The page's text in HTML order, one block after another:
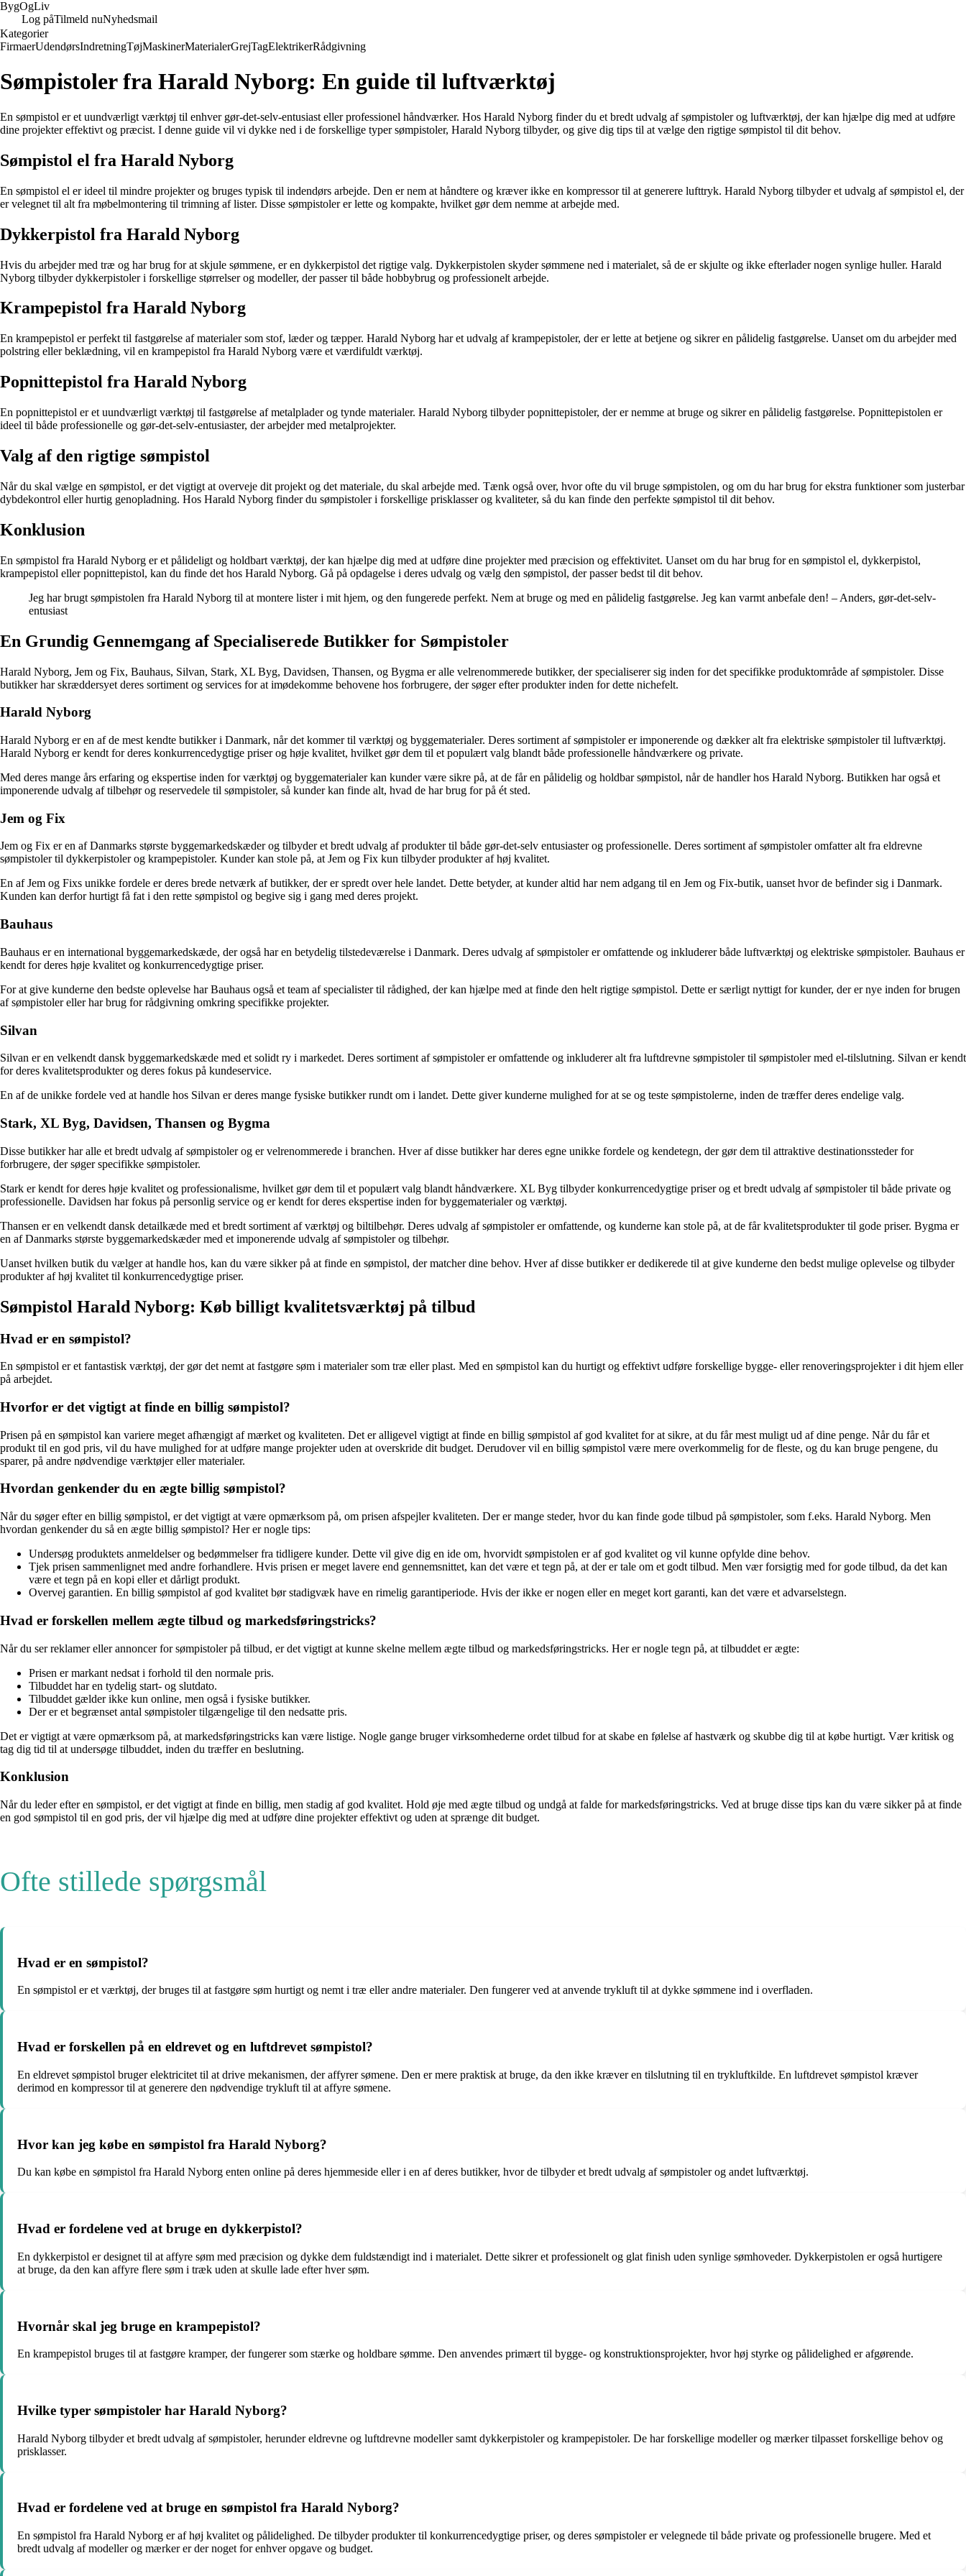
BygOgLiv
Log påTilmeld nuNyhedsmail
Kategorier
FirmaerUdendørsIndretningTøjMaskinerMaterialerGrejTagElektrikerRådgivning
Sømpistoler fra Harald Nyborg: En guide til luftværktøj
En sømpistol er et uundværligt værktøj til enhver gør-det-selv-entusiast eller professionel håndværker. Hos Harald Nyborg finder du et bredt udvalg af sømpistoler og luftværktøj, der kan hjælpe dig med at udføre
dine projekter effektivt og præcist. I denne guide vil vi dykke ned i de forskellige typer sømpistoler, Harald Nyborg tilbyder, og give dig tips til at vælge den rigtige sømpistol til dit behov.
Sømpistol el fra Harald Nyborg
En sømpistol el er ideel til mindre projekter og bruges typisk til indendørs arbejde. Den er nem at håndtere og kræver ikke en kompressor til at generere lufttryk. Harald Nyborg tilbyder et udvalg af sømpistol el, der
er velegnet til alt fra møbelmontering til trimning af lister. Disse sømpistoler er lette og kompakte, hvilket gør dem nemme at arbejde med.
Dykkerpistol fra Harald Nyborg
Hvis du arbejder med træ og har brug for at skjule sømmene, er en dykkerpistol det rigtige valg. Dykkerpistolen skyder sømmene ned i materialet, så de er skjulte og ikke efterlader nogen synlige huller. Harald
Nyborg tilbyder dykkerpistoler i forskellige størrelser og modeller, der passer til både hobbybrug og professionelt arbejde.
Krampepistol fra Harald Nyborg
En krampepistol er perfekt til fastgørelse af materialer som stof, læder og tæpper. Harald Nyborg har et udvalg af krampepistoler, der er lette at betjene og sikrer en pålidelig fastgørelse. Uanset om du arbejder med
polstring eller beklædning, vil en krampepistol fra Harald Nyborg være et værdifuldt værktøj.
Popnittepistol fra Harald Nyborg
En popnittepistol er et uundværligt værktøj til fastgørelse af metalplader og tynde materialer. Harald Nyborg tilbyder popnittepistoler, der er nemme at bruge og sikrer en pålidelig fastgørelse. Popnittepistolen er
ideel til både professionelle og gør-det-selv-entusiaster, der arbejder med metalprojekter.
Valg af den rigtige sømpistol
Når du skal vælge en sømpistol, er det vigtigt at overveje dit projekt og det materiale, du skal arbejde med. Tænk også over, hvor ofte du vil bruge sømpistolen, og om du har brug for ekstra funktioner som justerbar
dybdekontrol eller hurtig genopladning. Hos Harald Nyborg finder du sømpistoler i forskellige prisklasser og kvaliteter, så du kan finde den perfekte sømpistol til dit behov.
Konklusion
En sømpistol fra Harald Nyborg er et pålideligt og holdbart værktøj, der kan hjælpe dig med at udføre dine projekter med præcision og effektivitet. Uanset om du har brug for en sømpistol el, dykkerpistol,
krampepistol eller popnittepistol, kan du finde det hos Harald Nyborg. Gå på opdagelse i deres udvalg og vælg den sømpistol, der passer bedst til dit behov.
Jeg har brugt sømpistolen fra Harald Nyborg til at montere lister i mit hjem, og den fungerede perfekt. Nem at bruge og med en pålidelig fastgørelse. Jeg kan varmt anbefale den! – Anders, gør-det-selv-
entusiast
En Grundig Gennemgang af Specialiserede Butikker for Sømpistoler
Harald Nyborg, Jem og Fix, Bauhaus, Silvan, Stark, XL Byg, Davidsen, Thansen, og Bygma er alle velrenommerede butikker, der specialiserer sig inden for det specifikke produktområde af sømpistoler. Disse
butikker har skræddersyet deres sortiment og services for at imødekomme behovene hos forbrugere, der søger efter produkter inden for dette nichefelt.
Harald Nyborg
Harald Nyborg er en af de mest kendte butikker i Danmark, når det kommer til værktøj og byggematerialer. Deres sortiment af sømpistoler er imponerende og dækker alt fra elektriske sømpistoler til luftværktøj.
Harald Nyborg er kendt for deres konkurrencedygtige priser og høje kvalitet, hvilket gør dem til et populært valg blandt både professionelle håndværkere og private.
Med deres mange års erfaring og ekspertise inden for værktøj og byggematerialer kan kunder være sikre på, at de får en pålidelig og holdbar sømpistol, når de handler hos Harald Nyborg. Butikken har også et
imponerende udvalg af tilbehør og reservedele til sømpistoler, så kunder kan finde alt, hvad de har brug for på ét sted.
Jem og Fix
Jem og Fix er en af Danmarks største byggemarkedskæder og tilbyder et bredt udvalg af produkter til både gør-det-selv entusiaster og professionelle. Deres sortiment af sømpistoler omfatter alt fra eldrevne
sømpistoler til dykkerpistoler og krampepistoler. Kunder kan stole på, at Jem og Fix kun tilbyder produkter af høj kvalitet.
En af Jem og Fixs unikke fordele er deres brede netværk af butikker, der er spredt over hele landet. Dette betyder, at kunder altid har nem adgang til en Jem og Fix-butik, uanset hvor de befinder sig i Danmark.
Kunden kan derfor hurtigt få fat i den rette sømpistol og begive sig i gang med deres projekt.
Bauhaus
Bauhaus er en international byggemarkedskæde, der også har en betydelig tilstedeværelse i Danmark. Deres udvalg af sømpistoler er omfattende og inkluderer både luftværktøj og elektriske sømpistoler. Bauhaus er
kendt for deres høje kvalitet og konkurrencedygtige priser.
For at give kunderne den bedste oplevelse har Bauhaus også et team af specialister til rådighed, der kan hjælpe med at finde den helt rigtige sømpistol. Dette er særligt nyttigt for kunder, der er nye inden for brugen
af sømpistoler eller har brug for rådgivning omkring specifikke projekter.
Silvan
Silvan er en velkendt dansk byggemarkedskæde med et solidt ry i markedet. Deres sortiment af sømpistoler er omfattende og inkluderer alt fra luftdrevne sømpistoler til sømpistoler med el-tilslutning. Silvan er kendt
for deres kvalitetsprodukter og deres fokus på kundeservice.
En af de unikke fordele ved at handle hos Silvan er deres mange fysiske butikker rundt om i landet. Dette giver kunderne mulighed for at se og teste sømpistolerne, inden de træffer deres endelige valg.
Stark, XL Byg, Davidsen, Thansen og Bygma
Disse butikker har alle et bredt udvalg af sømpistoler og er velrenommerede i branchen. Hver af disse butikker har deres egne unikke fordele og kendetegn, der gør dem til attraktive destinationssteder for
forbrugere, der søger specifikke sømpistoler.
Stark er kendt for deres høje kvalitet og professionalisme, hvilket gør dem til et populært valg blandt håndværkere. XL Byg tilbyder konkurrencedygtige priser og et bredt udvalg af sømpistoler til både private og
professionelle. Davidsen har fokus på personlig service og er kendt for deres ekspertise inden for byggematerialer og værktøj.
Thansen er en velkendt dansk detailkæde med et bredt sortiment af værktøj og biltilbehør. Deres udvalg af sømpistoler er omfattende, og kunderne kan stole på, at de får kvalitetsprodukter til gode priser. Bygma er
en af Danmarks største byggemarkedskæder med et imponerende udvalg af sømpistoler og tilbehør.
Uanset hvilken butik du vælger at handle hos, kan du være sikker på at finde en sømpistol, der matcher dine behov. Hver af disse butikker er dedikerede til at give kunderne den bedst mulige oplevelse og tilbyder
produkter af høj kvalitet til konkurrencedygtige priser.
Sømpistol Harald Nyborg: Køb billigt kvalitetsværktøj på tilbud
Hvad er en sømpistol?
En sømpistol er et fantastisk værktøj, der gør det nemt at fastgøre søm i materialer som træ eller plast. Med en sømpistol kan du hurtigt og effektivt udføre forskellige bygge- eller renoveringsprojekter i dit hjem eller
på arbejdet.
Hvorfor er det vigtigt at finde en billig sømpistol?
Prisen på en sømpistol kan variere meget afhængigt af mærket og kvaliteten. Det er alligevel vigtigt at finde en billig sømpistol af god kvalitet for at sikre, at du får mest muligt ud af dine penge. Når du får et
produkt til en god pris, vil du have mulighed for at udføre mange projekter uden at overskride dit budget. Derudover vil en billig sømpistol være mere overkommelig for de fleste, og du kan bruge pengene, du
sparer, på andre nødvendige værktøjer eller materialer.
Hvordan genkender du en ægte billig sømpistol?
Når du søger efter en billig sømpistol, er det vigtigt at være opmærksom på, om prisen afspejler kvaliteten. Der er mange steder, hvor du kan finde gode tilbud på sømpistoler, som f.eks. Harald Nyborg. Men
hvordan genkender du så en ægte billig sømpistol? Her er nogle tips:
Undersøg produktets anmeldelser og bedømmelser fra tidligere kunder. Dette vil give dig en ide om, hvorvidt sømpistolen er af god kvalitet og vil kunne opfylde dine behov.
Tjek prisen sammenlignet med andre forhandlere. Hvis prisen er meget lavere end gennemsnittet, kan det være et tegn på, at der er tale om et godt tilbud. Men vær forsigtig med for gode tilbud, da det kan
være et tegn på en kopi eller et dårligt produkt.
Overvej garantien. En billig sømpistol af god kvalitet bør stadigvæk have en rimelig garantiperiode. Hvis der ikke er nogen eller en meget kort garanti, kan det være et advarselstegn.
Hvad er forskellen mellem ægte tilbud og markedsføringstricks?
Når du ser reklamer eller annoncer for sømpistoler på tilbud, er det vigtigt at kunne skelne mellem ægte tilbud og markedsføringstricks. Her er nogle tegn på, at tilbuddet er ægte:
Prisen er markant nedsat i forhold til den normale pris.
Tilbuddet har en tydelig start- og slutdato.
Tilbuddet gælder ikke kun online, men også i fysiske butikker.
Der er et begrænset antal sømpistoler tilgængelige til den nedsatte pris.
Det er vigtigt at være opmærksom på, at markedsføringstricks kan være listige. Nogle gange bruger virksomhederne ordet tilbud for at skabe en følelse af hastværk og skubbe dig til at købe hurtigt. Vær kritisk og
tag dig tid til at undersøge tilbuddet, inden du træffer en beslutning.
Konklusion
Når du leder efter en sømpistol, er det vigtigt at finde en billig, men stadig af god kvalitet. Hold øje med ægte tilbud og undgå at falde for markedsføringstricks. Ved at bruge disse tips kan du være sikker på at finde
en god sømpistol til en god pris, der vil hjælpe dig med at udføre dine projekter effektivt og uden at sprænge dit budget.
Ofte stillede spørgsmål
Hvad er en sømpistol?
En sømpistol er et værktøj, der bruges til at fastgøre søm hurtigt og nemt i træ eller andre materialer. Den fungerer ved at anvende trykluft til at dykke sømmene ind i overfladen.
Hvad er forskellen på en eldrevet og en luftdrevet sømpistol?
En eldrevet sømpistol bruger elektricitet til at drive mekanismen, der affyrer sømene. Den er mere praktisk at bruge, da den ikke kræver en tilslutning til en trykluftkilde. En luftdrevet sømpistol kræver
derimod en kompressor til at generere den nødvendige trykluft til at affyre sømene.
Hvor kan jeg købe en sømpistol fra Harald Nyborg?
Du kan købe en sømpistol fra Harald Nyborg enten online på deres hjemmeside eller i en af deres butikker, hvor de tilbyder et bredt udvalg af sømpistoler og andet luftværktøj.
Hvad er fordelene ved at bruge en dykkerpistol?
En dykkerpistol er designet til at affyre søm med præcision og dykke dem fuldstændigt ind i materialet. Dette sikrer et professionelt og glat finish uden synlige sømhoveder. Dykkerpistolen er også hurtigere
at bruge, da den kan affyre flere søm i træk uden at skulle lade efter hver søm.
Hvornår skal jeg bruge en krampepistol?
En krampepistol bruges til at fastgøre kramper, der fungerer som stærke og holdbare sømme. Den anvendes primært til bygge- og konstruktionsprojekter, hvor høj styrke og pålidelighed er afgørende.
Hvilke typer sømpistoler har Harald Nyborg?
Harald Nyborg tilbyder et bredt udvalg af sømpistoler, herunder eldrevne og luftdrevne modeller samt dykkerpistoler og krampepistoler. De har forskellige modeller og mærker tilpasset forskellige behov og
prisklasser.
Hvad er fordelene ved at bruge en sømpistol fra Harald Nyborg?
En sømpistol fra Harald Nyborg er af høj kvalitet og pålidelighed. De tilbyder produkter til konkurrencedygtige priser, og deres sømpistoler er velegnede til både private og professionelle brugere. Med et
bredt udvalg af modeller og mærker er der noget for enhver opgave og budget.